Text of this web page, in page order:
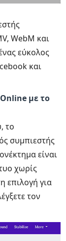
WebM και
εύκολος
και
με το
το
συμπιεστής
είναι
χωρίς
επιλογή για
τον